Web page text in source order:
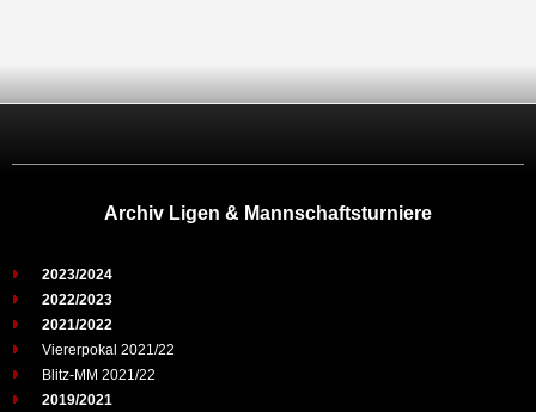
Archiv Ligen & Mannschaftsturniere
2023/2024
2022/2023
2021/2022
Viererpokal 2021/22
Blitz-MM 2021/22
2019/2021